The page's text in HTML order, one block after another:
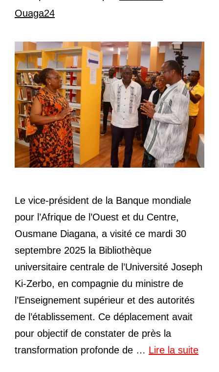
Ouaga24
Le vice-président de la Banque mondiale
pour l’Afrique de l’Ouest et du Centre,
Ousmane Diagana, a visité ce mardi 30
septembre 2025 la Bibliothèque
universitaire centrale de l’Université Joseph
Ki-Zerbo, en compagnie du ministre de
l’Enseignement supérieur et des autorités
de l’établissement. Ce déplacement avait
pour objectif de constater de près la
transformation profonde de … Lire la suite